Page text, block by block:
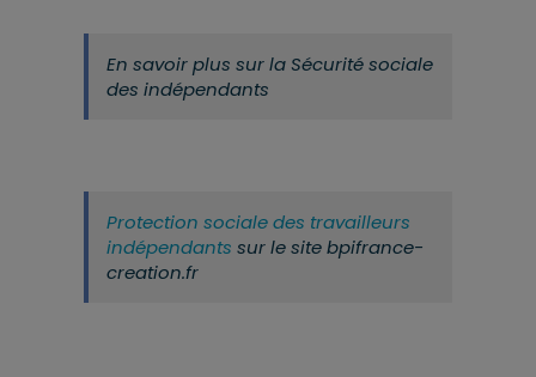
En savoir plus sur la Sécurité sociale
des indépendants
Protection sociale des travailleurs
indépendants sur le site bpifrance-
creation.fr